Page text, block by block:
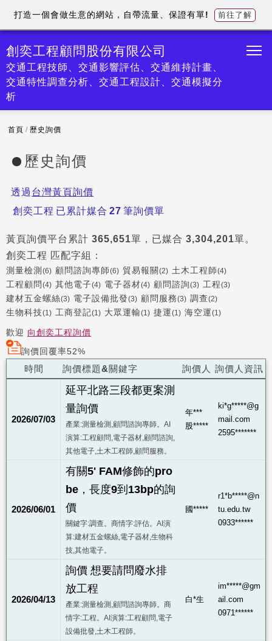
創奕工程顧問股份有限公司
交通工程技師、交通影響評估、交通維持計畫、
交通特性調查分析、交通工程設計、交通模擬分
析
首頁 / 歷史詢價
歷史詢價
透過 台灣黃頁詢價
創奕工程 已累計媒合 27 筆詢價單
黃頁詢價平台累計 365,651單，已媒合 3,304,201單。
創奕工程 匹配字組：
測量檢測 (6) 顧問諮詢專師(6) 貿易報關 (2) 土木工程師(4)
工程顧問 (4) 其他電子(4) 電子器材(4) 顧問諮詢(3) 工程(3)
建材五金螺絲(3) 電子設備批發(3) 顧問服務(3) 調查(2)
生物科技(1) 工商登記(1) 大眾運輸(1) 捷運(1) 海空運(1)
歡迎 向創奕工程詢價
詢價回覆率52%
時間 詢價標題&關鍵字 詢價人 詢價人資訊
2026/07/03
延平北路三段都更案測
量詢價
產業:測量檢測,顧問諮詢專師。AI
演算:工程顧問,電子器材,顧問諮詢,
其他電子,土木工程師,顧問服務。
年***
股*****
ki*g*****@g
mail.com
2595*******
2026/06/01
有關5' FAM修飾的pro
be，長度9到13bp的詢
價
關鍵字:調查。商情字:評估。AI演
算:建材五金螺絲,電子器材,生物科
技,其他電子。
國*****
r1*b*****@n
tu.edu.tw
0933******
2026/04/13
詢價 想要請問廢水排
放工程
產業:測量檢測,顧問諮詢專師。商
情字:工程。AI演算:工程顧問,電子
設備批發,土木工程師。
白*生
im*****@gm
ail.com
0971******
打造一個會做生意的網站，自帶流量、保證有單! 前往了解